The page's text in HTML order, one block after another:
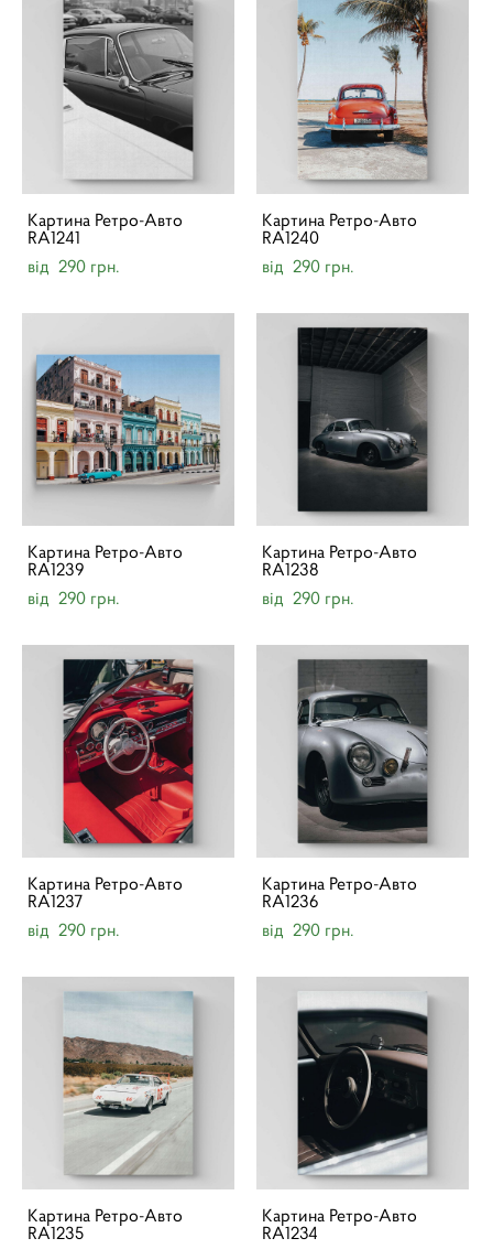
Картина Ретро-Авто
RA1241
від 290 грн.
Картина Ретро-Авто
RA1240
від 290 грн.
Картина Ретро-Авто
RA1239
від 290 грн.
Картина Ретро-Авто
RA1238
від 290 грн.
Картина Ретро-Авто
RA1237
від 290 грн.
Картина Ретро-Авто
RA1236
від 290 грн.
Картина Ретро-Авто
RA1235
Картина Ретро-Авто
RA1234